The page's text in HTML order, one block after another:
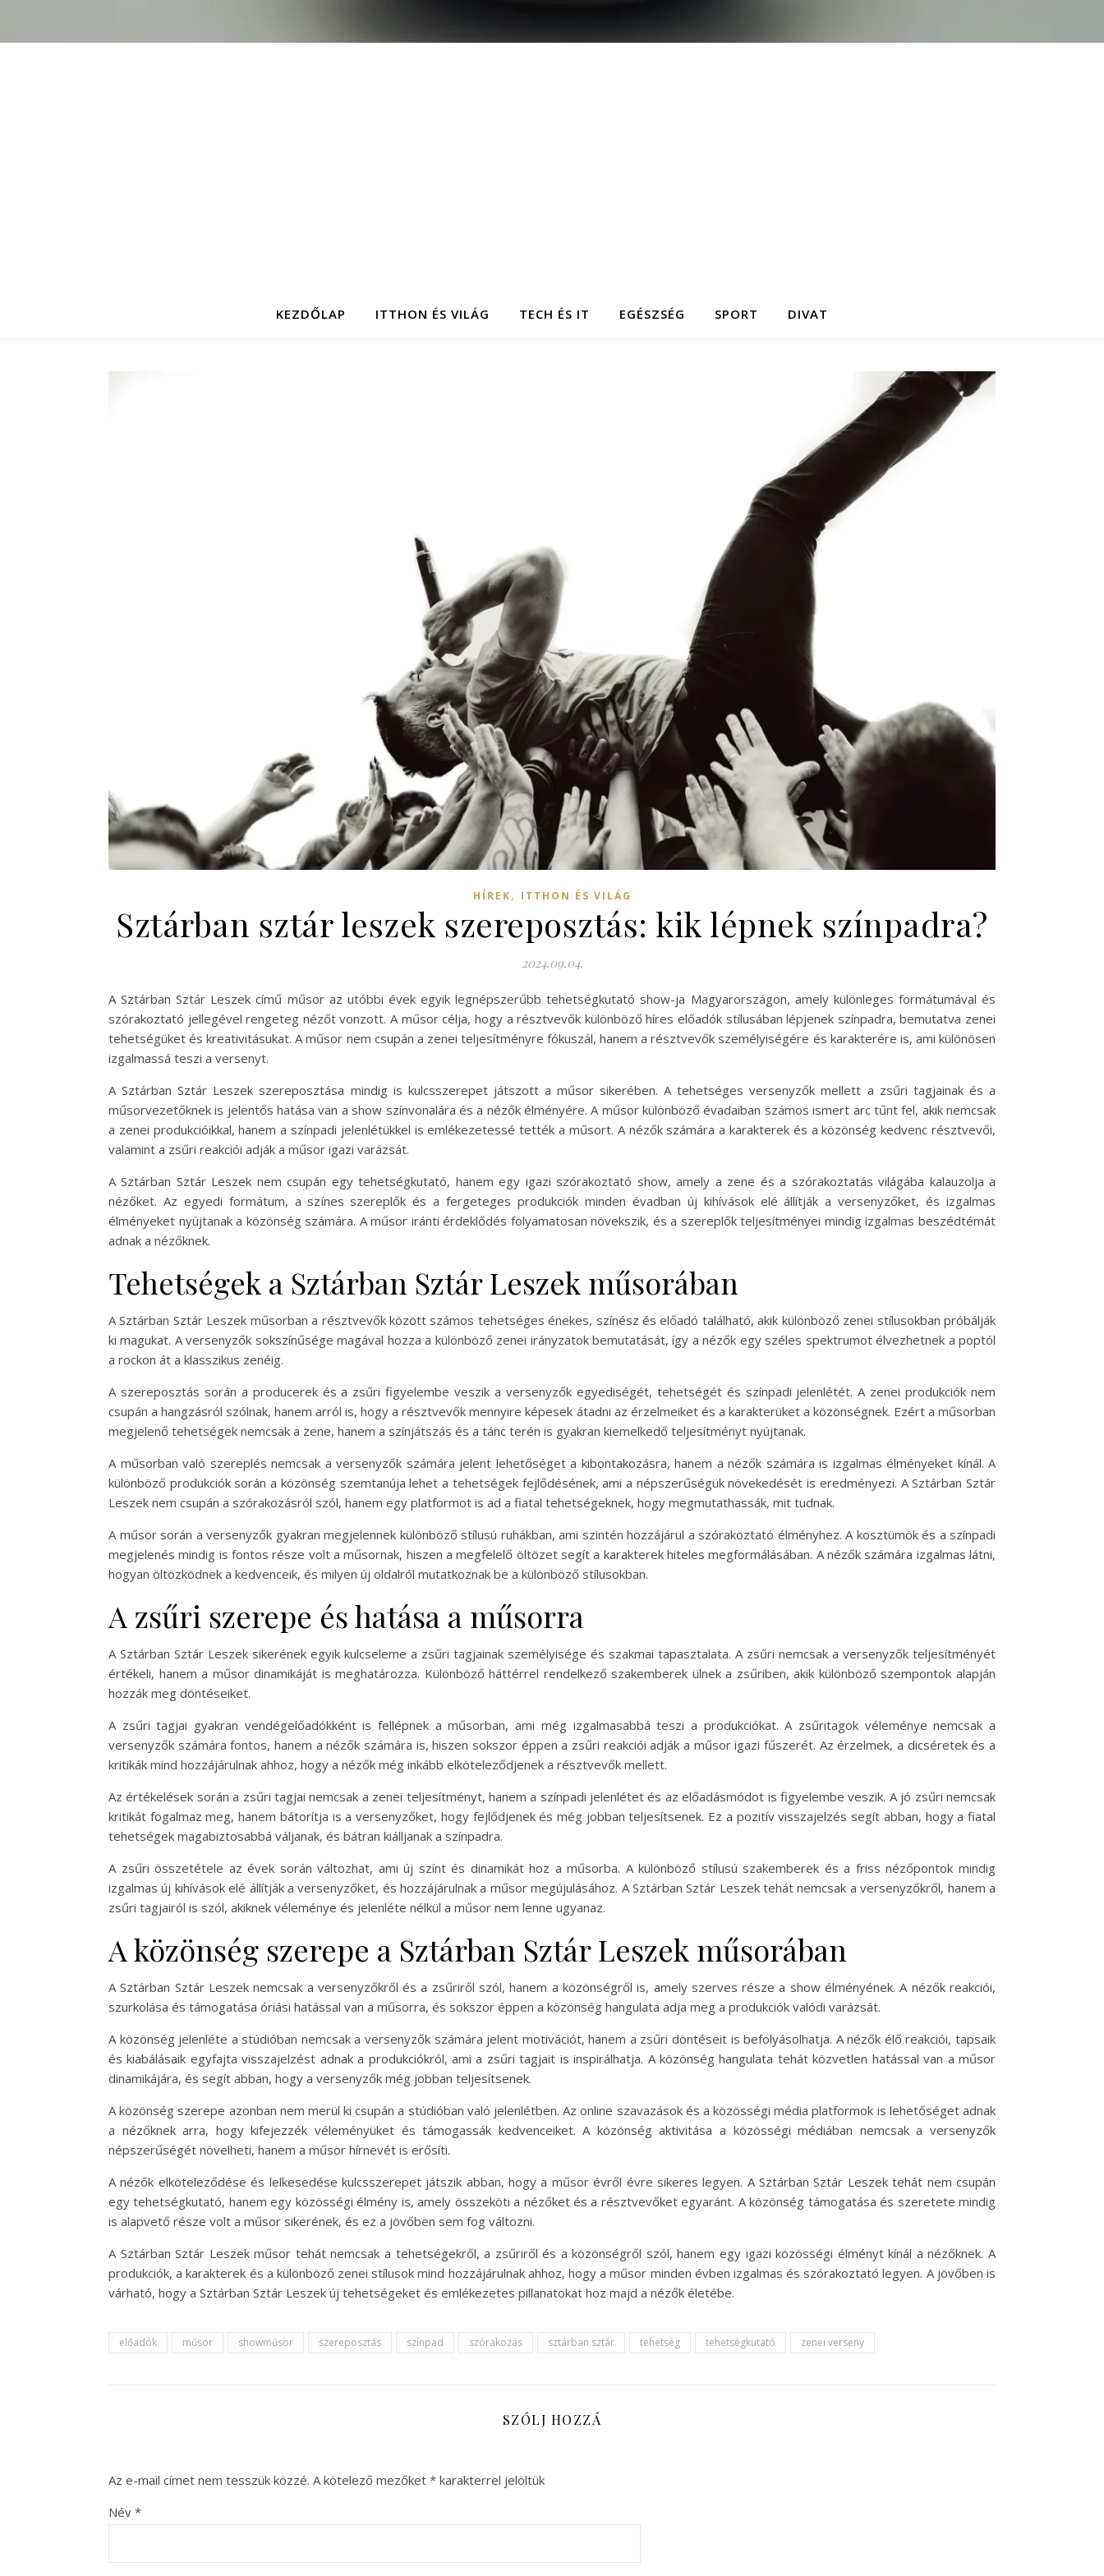
KEZDŐLAP ITTHON ÉS VILÁG TECH ÉS IT EGÉSZSÉG SPORT DIVAT
HÍREK, ITTHON ÉS VILÁG
Sztárban sztár leszek szereposztás: kik lépnek színpadra?
2024.09.04.
A Sztárban Sztár Leszek című műsor az utóbbi évek egyik legnépszerűbb tehetségkutató show-ja Magyarországon, amely különleges formátumával és
szórakoztató jellegével rengeteg nézőt vonzott. A műsor célja, hogy a résztvevők különböző híres előadók stílusában lépjenek színpadra, bemutatva zenei
tehetségüket és kreativitásukat. A műsor nem csupán a zenei teljesítményre fókuszál, hanem a résztvevők személyiségére és karakterére is, ami különösen
izgalmassá teszi a versenyt.
A Sztárban Sztár Leszek szereposztása mindig is kulcsszerepet játszott a műsor sikerében. A tehetséges versenyzők mellett a zsűri tagjainak és a
műsorvezetőknek is jelentős hatása van a show színvonalára és a nézők élményére. A műsor különböző évadaiban számos ismert arc tűnt fel, akik nemcsak
a zenei produkcióikkal, hanem a színpadi jelenlétükkel is emlékezetessé tették a műsort. A nézők számára a karakterek és a közönség kedvenc résztvevői,
valamint a zsűri reakciói adják a műsor igazi varázsát.
A Sztárban Sztár Leszek nem csupán egy tehetségkutató, hanem egy igazi szórakoztató show, amely a zene és a szórakoztatás világába kalauzolja a
nézőket. Az egyedi formátum, a színes szereplők és a fergeteges produkciók minden évadban új kihívások elé állítják a versenyzőket, és izgalmas
élményeket nyújtanak a közönség számára. A műsor iránti érdeklődés folyamatosan növekszik, és a szereplők teljesítményei mindig izgalmas beszédtémát
adnak a nézőknek.
Tehetségek a Sztárban Sztár Leszek műsorában
A Sztárban Sztár Leszek műsorban a résztvevők között számos tehetséges énekes, színész és előadó található, akik különböző zenei stílusokban próbálják
ki magukat. A versenyzők sokszínűsége magával hozza a különböző zenei irányzatok bemutatását, így a nézők egy széles spektrumot élvezhetnek a poptól
a rockon át a klasszikus zenéig.
A szereposztás során a producerek és a zsűri figyelembe veszik a versenyzők egyediségét, tehetségét és színpadi jelenlétét. A zenei produkciók nem
csupán a hangzásról szólnak, hanem arról is, hogy a résztvevők mennyire képesek átadni az érzelmeiket és a karakterüket a közönségnek. Ezért a műsorban
megjelenő tehetségek nemcsak a zene, hanem a színjátszás és a tánc terén is gyakran kiemelkedő teljesítményt nyújtanak.
A műsorban való szereplés nemcsak a versenyzők számára jelent lehetőséget a kibontakozásra, hanem a nézők számára is izgalmas élményeket kínál. A
különböző produkciók során a közönség szemtanúja lehet a tehetségek fejlődésének, ami a népszerűségük növekedését is eredményezi. A Sztárban Sztár
Leszek nem csupán a szórakozásról szól, hanem egy platformot is ad a fiatal tehetségeknek, hogy megmutathassák, mit tudnak.
A műsor során a versenyzők gyakran megjelennek különböző stílusú ruhákban, ami szintén hozzájárul a szórakoztató élményhez. A kosztümök és a színpadi
megjelenés mindig is fontos része volt a műsornak, hiszen a megfelelő öltözet segít a karakterek hiteles megformálásában. A nézők számára izgalmas látni,
hogyan öltözködnek a kedvenceik, és milyen új oldalról mutatkoznak be a különböző stílusokban.
A zsűri szerepe és hatása a műsorra
A Sztárban Sztár Leszek sikerének egyik kulcseleme a zsűri tagjainak személyisége és szakmai tapasztalata. A zsűri nemcsak a versenyzők teljesítményét
értékeli, hanem a műsor dinamikáját is meghatározza. Különböző háttérrel rendelkező szakemberek ülnek a zsűriben, akik különböző szempontok alapján
hozzák meg döntéseiket.
A zsűri tagjai gyakran vendégelőadókként is fellépnek a műsorban, ami még izgalmasabbá teszi a produkciókat. A zsűritagok véleménye nemcsak a
versenyzők számára fontos, hanem a nézők számára is, hiszen sokszor éppen a zsűri reakciói adják a műsor igazi fűszerét. Az érzelmek, a dicséretek és a
kritikák mind hozzájárulnak ahhoz, hogy a nézők még inkább elköteleződjenek a résztvevők mellett.
Az értékelések során a zsűri tagjai nemcsak a zenei teljesítményt, hanem a színpadi jelenlétet és az előadásmódot is figyelembe veszik. A jó zsűri nemcsak
kritikát fogalmaz meg, hanem bátorítja is a versenyzőket, hogy fejlődjenek és még jobban teljesítsenek. Ez a pozitív visszajelzés segít abban, hogy a fiatal
tehetségek magabiztosabbá váljanak, és bátran kiálljanak a színpadra.
A zsűri összetétele az évek során változhat, ami új színt és dinamikát hoz a műsorba. A különböző stílusú szakemberek és a friss nézőpontok mindig
izgalmas új kihívások elé állítják a versenyzőket, és hozzájárulnak a műsor megújulásához. A Sztárban Sztár Leszek tehát nemcsak a versenyzőkről, hanem a
zsűri tagjairól is szól, akiknek véleménye és jelenléte nélkül a műsor nem lenne ugyanaz.
A közönség szerepe a Sztárban Sztár Leszek műsorában
A Sztárban Sztár Leszek nemcsak a versenyzőkről és a zsűriről szól, hanem a közönségről is, amely szerves része a show élményének. A nézők reakciói,
szurkolása és támogatása óriási hatással van a műsorra, és sokszor éppen a közönség hangulata adja meg a produkciók valódi varázsát.
A közönség jelenléte a stúdióban nemcsak a versenyzők számára jelent motivációt, hanem a zsűri döntéseit is befolyásolhatja. A nézők élő reakciói, tapsaik
és kiabálásaik egyfajta visszajelzést adnak a produkciókról, ami a zsűri tagjait is inspirálhatja. A közönség hangulata tehát közvetlen hatással van a műsor
dinamikájára, és segít abban, hogy a versenyzők még jobban teljesítsenek.
A közönség szerepe azonban nem merül ki csupán a stúdióban való jelenlétben. Az online szavazások és a közösségi média platformok is lehetőséget adnak
a nézőknek arra, hogy kifejezzék véleményüket és támogassák kedvenceiket. A közönség aktivitása a közösségi médiában nemcsak a versenyzők
népszerűségét növelheti, hanem a műsor hírnevét is erősíti.
A nézők elköteleződése és lelkesedése kulcsszerepet játszik abban, hogy a műsor évről évre sikeres legyen. A Sztárban Sztár Leszek tehát nem csupán
egy tehetségkutató, hanem egy közösségi élmény is, amely összeköti a nézőket és a résztvevőket egyaránt. A közönség támogatása és szeretete mindig
is alapvető része volt a műsor sikerének, és ez a jövőben sem fog változni.
A Sztárban Sztár Leszek műsor tehát nemcsak a tehetségekről, a zsűriről és a közönségről szól, hanem egy igazi közösségi élményt kínál a nézőknek. A
produkciók, a karakterek és a különböző zenei stílusok mind hozzájárulnak ahhoz, hogy a műsor minden évben izgalmas és szórakoztató legyen. A jövőben is
várható, hogy a Sztárban Sztár Leszek új tehetségeket és emlékezetes pillanatokat hoz majd a nézők életébe.
előadók műsor showműsor szereposztás színpad szórakozás sztárban sztár tehetség tehetségkutató zenei verseny
SZÓLJ HOZZÁ
Az e-mail címet nem tesszük közzé. A kötelező mezőket * karakterrel jelöltük
Név *